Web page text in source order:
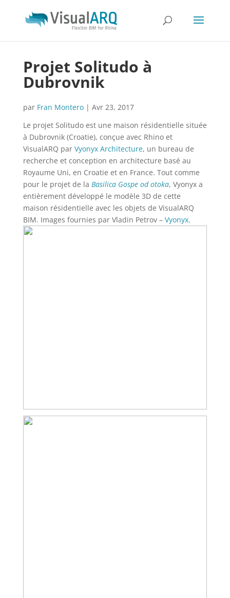
Projet Solitudo à
Dubrovnik
par Fran Montero| Avr 23, 2017
Le projet Solitudo est une maison résidentielle située
à Dubrovnik (Croatie), conçue avec Rhino et
VisualARQ par Vyonyx Architecture, un bureau de
recherche et conception en architecture basé au
Royaume Uni, en Croatie et en France. Tout comme
pour le projet de la Basilica Gospe od otoka, Vyonyx a
entièrement développé le modèle 3D de cette
maison résidentielle avec les objets de VisualARQ
BIM. Images fournies par Vladin Petrov – Vyonyx.